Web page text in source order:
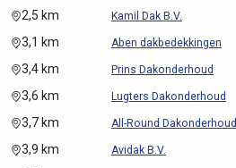
2,5 km Kamil Dak B.V.
3,1 km Aben dakbedekkingen
3,4 km Prins Dakonderhoud
3,6 km Lugters Dakonderhoud
3,7 km All-Round Dakonderhoud
3,9 km Avidak B.V.